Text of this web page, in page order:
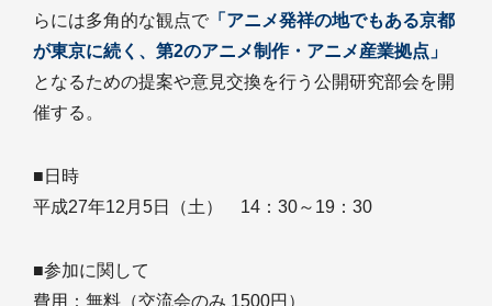
らには多角的な観点で 「アニメ発祥の地でもある京都
が東京に続く、第2のアニメ制作・アニメ産業拠点」
となるための提案や意見交換を行う公開研究部会を開
催する。
■日時
平成27年12月5日（土） 14：30～19：30
■参加に関して
費用：無料（交流会のみ 1500円）